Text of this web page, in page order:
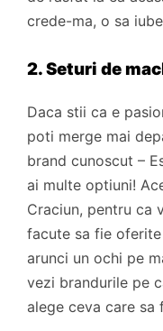
crede-ma, o sa
2. Seturi de
Daca stii ca e
poti merge mai
brand cunoscut –
ai multe optiuni!
Craciun, pentru ca
facute sa fie
arunci un ochi pe
vezi brandurile pe
alege ceva care sa